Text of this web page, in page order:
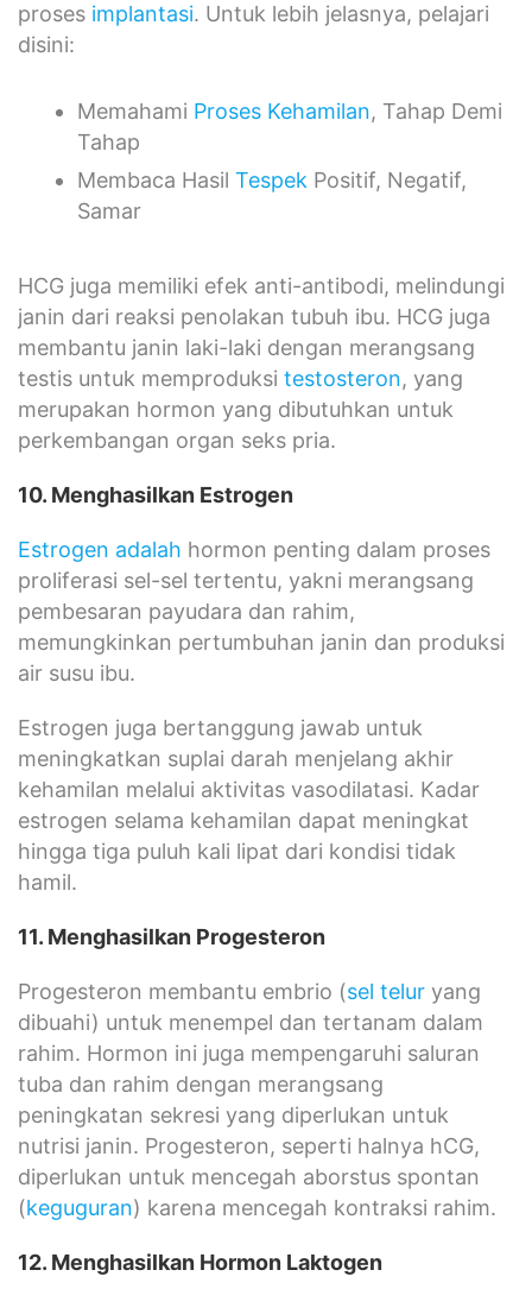
proses implantasi. Untuk lebih jelasnya, pelajari
disini:
Memahami Proses Kehamilan, Tahap Demi
Tahap
Membaca Hasil Tespek Positif, Negatif,
Samar
HCG juga memiliki efek anti-antibodi, melindungi
janin dari reaksi penolakan tubuh ibu. HCG juga
membantu janin laki-laki dengan merangsang
testis untuk memproduksi testosteron, yang
merupakan hormon yang dibutuhkan untuk
perkembangan organ seks pria.
10. Menghasilkan Estrogen
Estrogen adalah hormon penting dalam proses
proliferasi sel-sel tertentu, yakni merangsang
pembesaran payudara dan rahim,
memungkinkan pertumbuhan janin dan produksi
air susu ibu.
Estrogen juga bertanggung jawab untuk
meningkatkan suplai darah menjelang akhir
kehamilan melalui aktivitas vasodilatasi. Kadar
estrogen selama kehamilan dapat meningkat
hingga tiga puluh kali lipat dari kondisi tidak
hamil.
11. Menghasilkan Progesteron
Progesteron membantu embrio (sel telur yang
dibuahi) untuk menempel dan tertanam dalam
rahim. Hormon ini juga mempengaruhi saluran
tuba dan rahim dengan merangsang
peningkatan sekresi yang diperlukan untuk
nutrisi janin. Progesteron, seperti halnya hCG,
diperlukan untuk mencegah aborstus spontan
(keguguran) karena mencegah kontraksi rahim.
12. Menghasilkan Hormon Laktogen